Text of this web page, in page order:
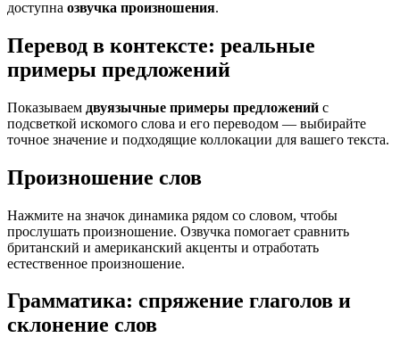
доступна озвучка произношения.
Перевод в контексте: реальные
примеры предложений
Показываем двуязычные примеры предложений с
подсветкой искомого слова и его переводом — выбирайте
точное значение и подходящие коллокации для вашего текста.
Произношение слов
Нажмите на значок динамика рядом со словом, чтобы
прослушать произношение. Озвучка помогает сравнить
британский и американский акценты и отработать
естественное произношение.
Грамматика: спряжение глаголов и
склонение слов